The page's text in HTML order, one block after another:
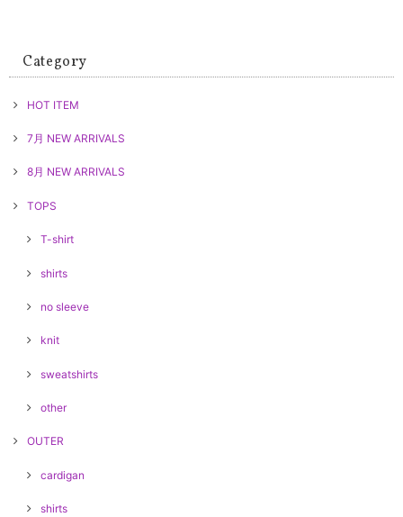
Category
HOT ITEM
7月 NEW ARRIVALS
8月 NEW ARRIVALS
TOPS
T-shirt
shirts
no sleeve
knit
sweatshirts
other
OUTER
cardigan
shirts